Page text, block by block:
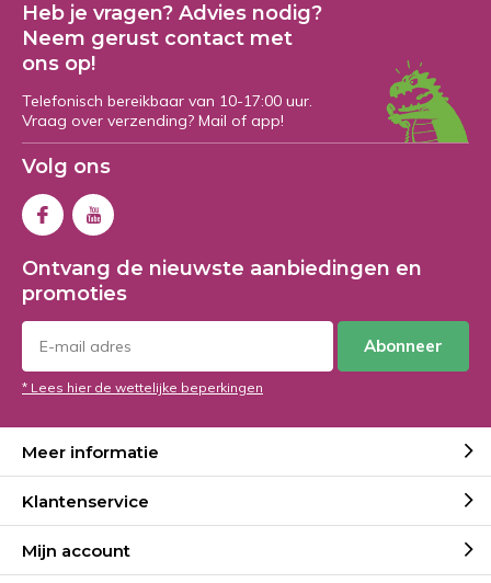
Heb je vragen? Advies nodig?
Neem gerust contact met
ons op!
Telefonisch bereikbaar van 10-17:00 uur.
Vraag over verzending? Mail of app!
Volg ons
Ontvang de nieuwste aanbiedingen en
promoties
Abonneer
* Lees hier de wettelijke beperkingen
Meer informatie
Klantenservice
Mijn account